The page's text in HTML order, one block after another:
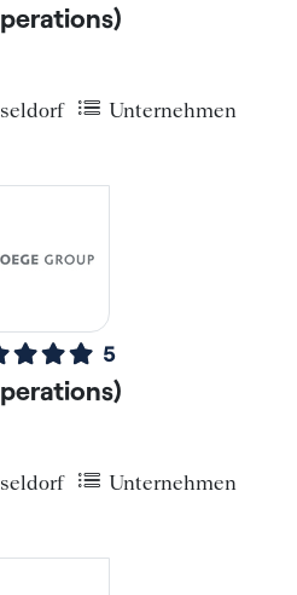
Unternehmen
5
Unternehmen